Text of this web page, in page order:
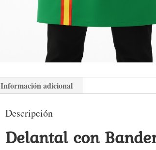
Información adicional
Descripción
Delantal con